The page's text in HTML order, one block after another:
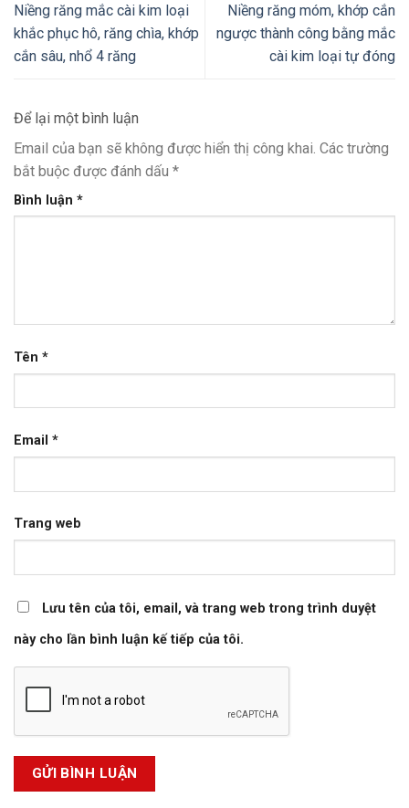
Niềng răng mắc cài kim loại
khắc phục hô, răng chìa, khớp
cắn sâu, nhổ 4 răng
Niềng răng móm, khớp cắn
ngược thành công bằng mắc
cài kim loại tự đóng
Để lại một bình luận
Email của bạn sẽ không được hiển thị công khai. Các trường
bắt buộc được đánh dấu *
Bình luận *
Tên *
Email *
Trang web
Lưu tên của tôi, email, và trang web trong trình duyệt
này cho lần bình luận kế tiếp của tôi.